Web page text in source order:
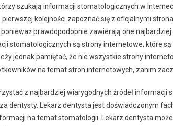
szukają informacji stomatologicznych w
pierwszej kolejności zapoznać się z oficjalnymi
prawdopodobnie zawierają one
stomatologicznych są strony internetowe, które
jednak pamiętać, że nie wszystkie strony
na temat stron internetowych, zanim
z najbardziej wiarygodnych źródeł
dentysty. Lekarz dentysta jest doświadczonym
na temat stomatologii. Lekarz dentysta